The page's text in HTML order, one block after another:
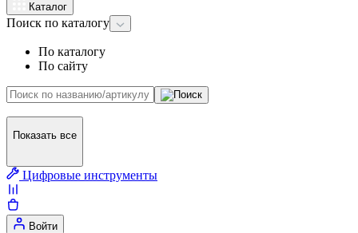
Каталог
Поиск по каталогу
По каталогу
По сайту
Показать все
Цифровые инструменты
Войти